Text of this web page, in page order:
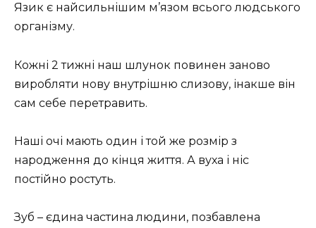
Язик є найсильнішим м’язом всього людського
організму.
Кожні 2 тижні наш шлунок повинен заново
виробляти нову внутрішню слизову, інакше він
сам себе перетравить.
Наші очі мають один і той же розмір з
народження до кінця життя. А вуха і ніс
постійно ростуть.
Зyб – єдина частина людини, позбавлена ​​